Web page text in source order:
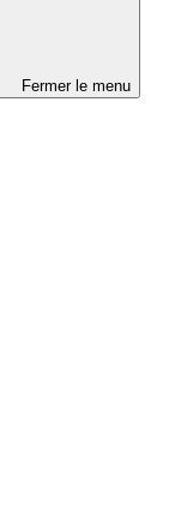
Fermer le menu